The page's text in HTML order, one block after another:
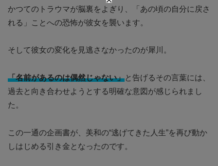
かつてのトラウマが脳裏をよぎり、「あの頃の自分に戻さ
れる」ことへの恐怖が彼女を襲います。
そして彼女の変化を見逃さなかったのが犀川。
「名前があるのは偶然じゃない」と告げるその言葉には、
過去と向き合わせようとする明確な意図が感じられまし
た。
この一通の企画書が、美和の“逃げてきた人生”を再び動か
しはじめる引き金となったのです。